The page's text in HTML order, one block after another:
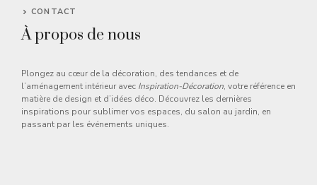
CONTACT
À propos de nous
Plongez au cœur de la décoration, des tendances et de
l’aménagement intérieur avec Inspiration-Décoration, votre référence en
matière de design et d’idées déco. Découvrez les dernières
inspirations pour sublimer vos espaces, du salon au jardin, en
passant par les événements uniques.